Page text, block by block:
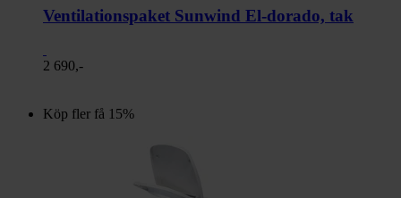
Ventilationspaket Sunwind El-dorado, tak
2 690,-
Köp fler få 15%